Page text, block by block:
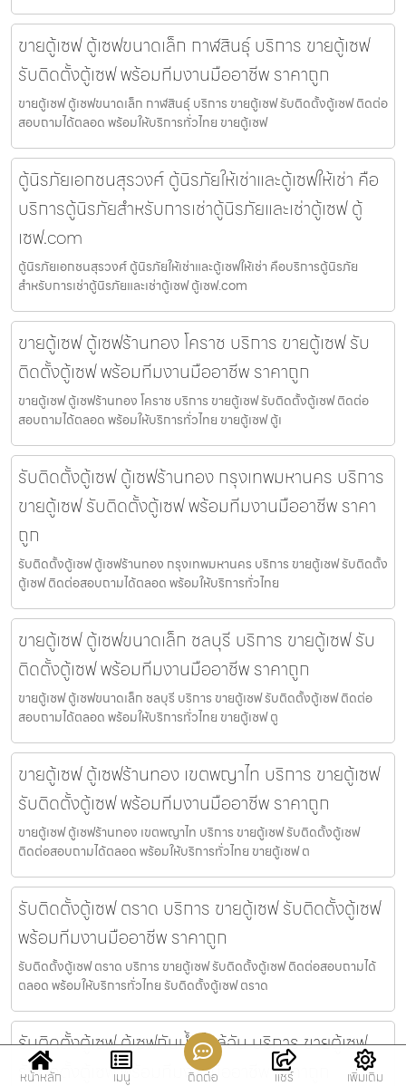
ขายตู้เซฟ ตู้เซฟขนาดเล็ก กาฬสินธุ์ บริการ ขายตู้เซฟ
รับติดตั้งตู้เซฟ พร้อมทีมงานมืออาชีพ ราคาถูก
ขายตู้เซฟ ตู้เซฟขนาดเล็ก กาฬสินธุ์ บริการ ขายตู้เซฟ รับติดตั้งตู้เซฟ ติดต่อ
สอบถามได้ตลอด พร้อมให้บริการทั่วไทย ขายตู้เซฟ
ตู้นิรภัยเอกชนสุรวงศ์ ตู้นิรภัยให้เช่าและตู้เซฟให้เช่า คือ
บริการตู้นิรภัยสำหรับการเช่าตู้นิรภัยและเช่าตู้เซฟ ตู้
เซฟ.com
ตู้นิรภัยเอกชนสุรวงศ์ ตู้นิรภัยให้เช่าและตู้เซฟให้เช่า คือบริการตู้นิรภัย
สำหรับการเช่าตู้นิรภัยและเช่าตู้เซฟ ตู้เซฟ.com
ขายตู้เซฟ ตู้เซฟร้านทอง โคราช บริการ ขายตู้เซฟ รับ
ติดตั้งตู้เซฟ พร้อมทีมงานมืออาชีพ ราคาถูก
ขายตู้เซฟ ตู้เซฟร้านทอง โคราช บริการ ขายตู้เซฟ รับติดตั้งตู้เซฟ ติดต่อ
สอบถามได้ตลอด พร้อมให้บริการทั่วไทย ขายตู้เซฟ ตู้เ
รับติดตั้งตู้เซฟ ตู้เซฟร้านทอง กรุงเทพมหานคร บริการ
ขายตู้เซฟ รับติดตั้งตู้เซฟ พร้อมทีมงานมืออาชีพ ราคา
ถูก
รับติดตั้งตู้เซฟ ตู้เซฟร้านทอง กรุงเทพมหานคร บริการ ขายตู้เซฟ รับติดตั้ง
ตู้เซฟ ติดต่อสอบถามได้ตลอด พร้อมให้บริการทั่วไทย
ขายตู้เซฟ ตู้เซฟขนาดเล็ก ชลบุรี บริการ ขายตู้เซฟ รับ
ติดตั้งตู้เซฟ พร้อมทีมงานมืออาชีพ ราคาถูก
ขายตู้เซฟ ตู้เซฟขนาดเล็ก ชลบุรี บริการ ขายตู้เซฟ รับติดตั้งตู้เซฟ ติดต่อ
สอบถามได้ตลอด พร้อมให้บริการทั่วไทย ขายตู้เซฟ ตู
ขายตู้เซฟ ตู้เซฟร้านทอง เขตพญาไท บริการ ขายตู้เซฟ
รับติดตั้งตู้เซฟ พร้อมทีมงานมืออาชีพ ราคาถูก
ขายตู้เซฟ ตู้เซฟร้านทอง เขตพญาไท บริการ ขายตู้เซฟ รับติดตั้งตู้เซฟ
ติดต่อสอบถามได้ตลอด พร้อมให้บริการทั่วไทย ขายตู้เซฟ ต
รับติดตั้งตู้เซฟ ตราด บริการ ขายตู้เซฟ รับติดตั้งตู้เซฟ
พร้อมทีมงานมืออาชีพ ราคาถูก
รับติดตั้งตู้เซฟ ตราด บริการ ขายตู้เซฟ รับติดตั้งตู้เซฟ ติดต่อสอบถามได้
ตลอด พร้อมให้บริการทั่วไทย รับติดตั้งตู้เซฟ ตราด
รับติดตั้งตู้เซฟ ตู้เซฟกันน้ำ ใกล้ฉัน บริการ ขายตู้เซฟ
รับติดตั้งตู้เซฟ พร้อมทีมงานมืออาชีพ ราคาถูก
หน้าหลัก เมนู ติดต่อ แชร์ เพิ่มเติม